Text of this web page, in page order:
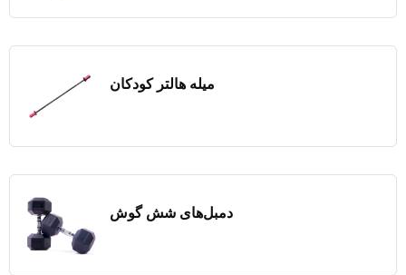
میله هالتر کودکان
دمبل‌های شش گوش